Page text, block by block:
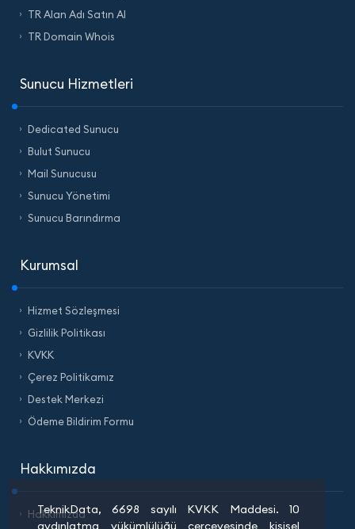
TR Alan Adı Satın Al
TR Domain Whois
Sunucu Hizmetleri
Dedicated Sunucu
Bulut Sunucu
Mail Sunucusu
Sunucu Yönetimi
Sunucu Barındırma
Kurumsal
Hizmet Sözleşmesi
Gizlilik Politikası
KVKK
Çerez Politikamız
Destek Merkezi
Ödeme Bildirim Formu
Hakkımızda
Hakkımızda
TeknikData, 6698 sayılı KVKK Maddesi. 10
aydınlatma yükümlülüğü çerçevesinde kişisel